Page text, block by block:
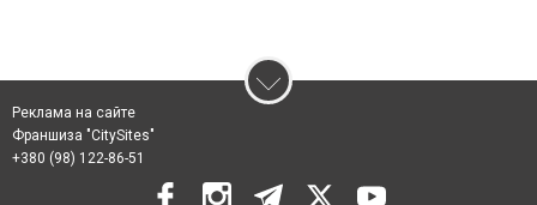
Реклама на сайте
Франшиза "CitySites"
+380 (98) 122-86-51